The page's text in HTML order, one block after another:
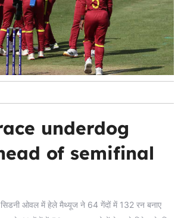
underdog
of semifinal
ओवल में हेले मैथ्यूज ने 64 गेंदों में 132 रन बनाए